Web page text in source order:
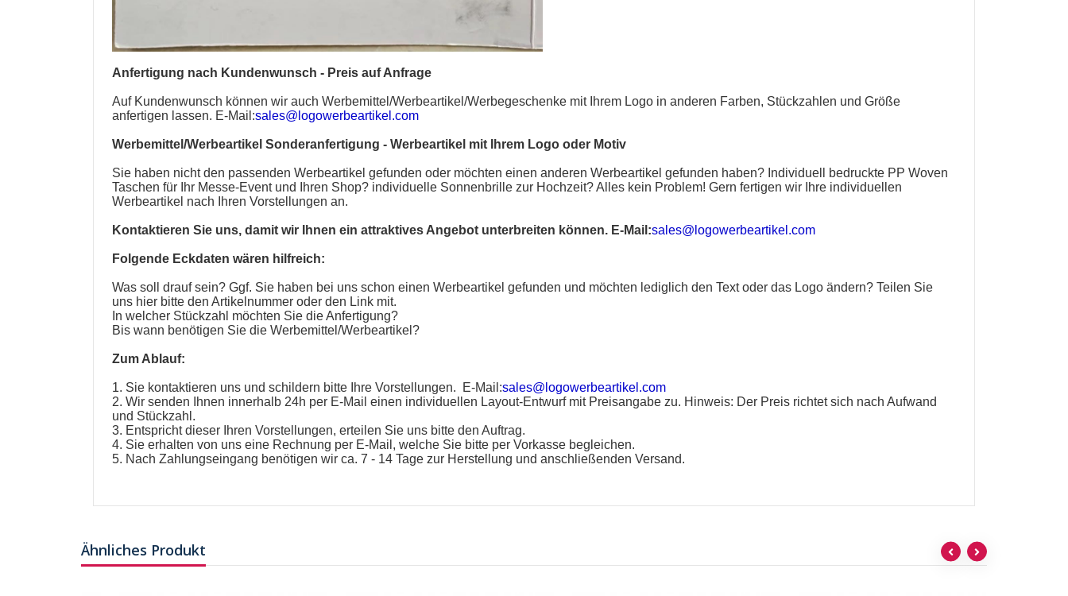
Anfertigung nach Kundenwunsch - Preis auf Anfrage
Auf Kundenwunsch können wir auchWerbemittel/Werbeartikel/Werbegeschenke mit Ihrem Logo in anderen Farben, Stückzahlen und Größe
anfertigen lassen. E-Mail:sales@logowerbeartikel.com
Werbemittel/Werbeartikel Sonderanfertigung -Werbeartikel mit Ihrem Logo oder Motiv
Sie haben nicht den passendenWerbeartikel gefunden oder möchten einen anderen Werbeartikel gefunden haben? Individuell bedruckte PP Woven
Taschen für Ihr Messe-Event und Ihren Shop? individuelle Sonnenbrille zur Hochzeit? Alles kein Problem! Gern fertigen wir Ihre individuellen
Werbeartikel nach Ihren Vorstellungen an.
Kontaktieren Sie uns, damit wir Ihnen ein attraktives Angebot unterbreiten können. E-Mail:sales@logowerbeartikel.com
Folgende Eckdaten wären hilfreich:
Was soll drauf sein? Ggf. Sie haben bei uns schon einenWerbeartikel gefunden und möchten lediglich den Text oder das Logo ändern? Teilen Sie
uns hier bitte den Artikelnummer oder den Link mit.
In welcher Stückzahl möchten Sie die Anfertigung?
Bis wann benötigen Sie dieWerbemittel/Werbeartikel?
Zum Ablauf:
1. Sie kontaktieren uns und schildern bitte Ihre Vorstellungen. E-Mail:sales@logowerbeartikel.com
2. Wir senden Ihnen innerhalb 24h per E-Mail einen individuellen Layout-Entwurf mit Preisangabe zu. Hinweis: Der Preis richtet sich nach Aufwand
und Stückzahl.
3. Entspricht dieser Ihren Vorstellungen, erteilen Sie uns bitte den Auftrag.
4. Sie erhalten von uns eine Rechnung per E-Mail, welche Sie bitte per Vorkasse begleichen.
5. Nach Zahlungseingang benötigen wir ca. 7 - 14 Tage zur Herstellung und anschließenden Versand.
Ähnliches Produkt